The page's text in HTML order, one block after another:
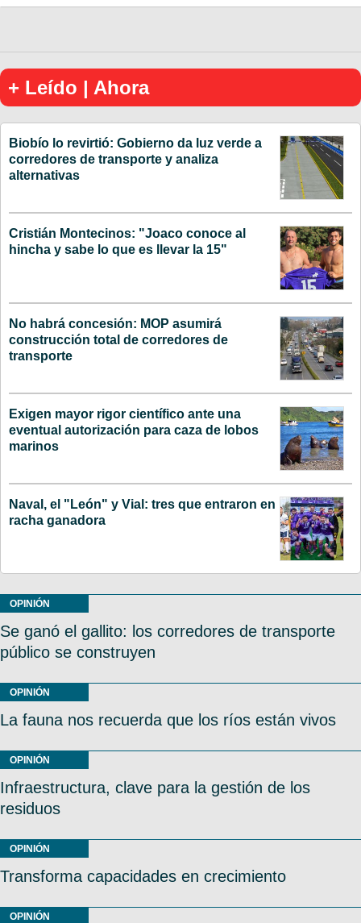
+ Leído | Ahora
Biobío lo revirtió: Gobierno da luz verde a
corredores de transporte y analiza
alternativas
Cristián Montecinos: "Joaco conoce al
hincha y sabe lo que es llevar la 15"
No habrá concesión: MOP asumirá
construcción total de corredores de
transporte
Exigen mayor rigor científico ante una
eventual autorización para caza de lobos
marinos
Naval, el "León" y Vial: tres que entraron en
racha ganadora
OPINIÓN
Se ganó el gallito: los corredores de transporte
público se construyen
OPINIÓN
La fauna nos recuerda que los ríos están vivos
OPINIÓN
Infraestructura, clave para la gestión de los
residuos
OPINIÓN
Transforma capacidades en crecimiento
OPINIÓN